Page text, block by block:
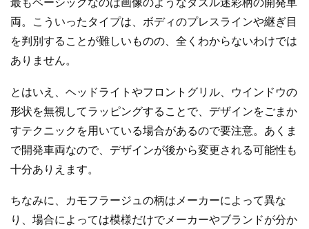
最もベーシックなのは画像のようなダズル迷彩柄の開発車
両。こういったタイプは、ボディのプレスラインや継ぎ目
を判別することが難しいものの、全くわからないわけでは
ありません。
とはいえ、ヘッドライトやフロントグリル、ウインドウの
形状を無視してラッピングすることで、デザインをごまか
すテクニックを用いている場合があるので要注意。あくま
で開発車両なので、デザインが後から変更される可能性も
十分ありえます。
ちなみに、カモフラージュの柄はメーカーによって異な
り、場合によっては模様だけでメーカーやブランドが分か